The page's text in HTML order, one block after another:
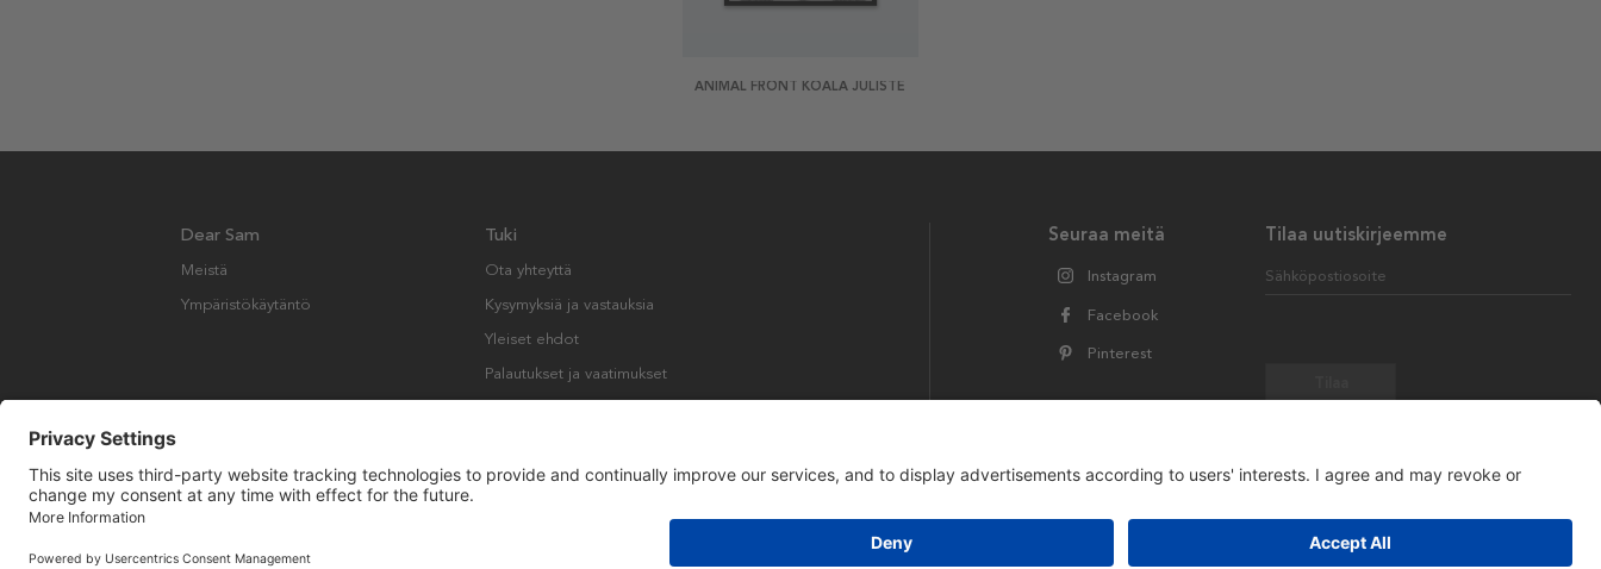
ANIMAL FRONT KOALA JULISTE
Tilaa uutiskirjeemme
Sähköpostiosoite
Seuraa meitä
Instagram
Facebook
Pinterest
Dear Sam
Meistä
Ympäristökäytäntö
Tuki
Ota yhteyttä
Kysymyksiä ja vastauksia
Yleiset ehdot
Palautukset ja vaatimukset